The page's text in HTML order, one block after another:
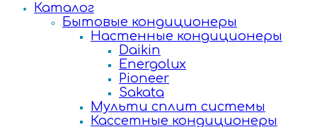
Каталог
Бытовые кондиционеры
Настенные кондиционеры
Daikin
Energolux
Pioneer
Sakata
Мульти сплит системы
Кассетные кондиционеры